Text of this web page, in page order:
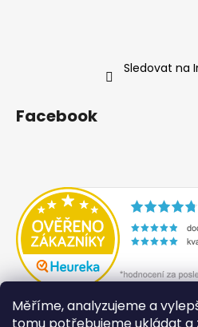
Měříme, analyzujeme a
Sledovat na
Facebook